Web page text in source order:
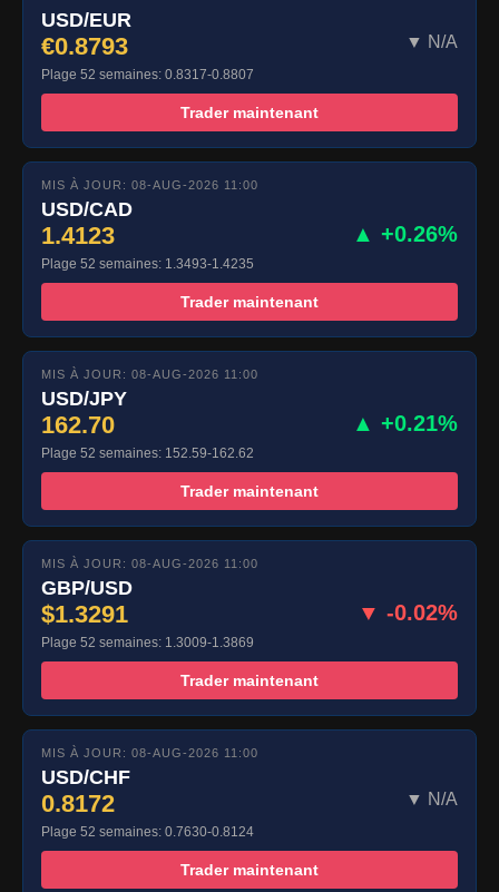
USD/EUR
€0.8793 ▼ N/A
Plage 52 semaines: 0.8317-0.8807
Trader maintenant
MIS À JOUR: 08-AUG-2026 11:00
USD/CAD
1.4123 ▲ +0.26%
Plage 52 semaines: 1.3493-1.4235
Trader maintenant
MIS À JOUR: 08-AUG-2026 11:00
USD/JPY
162.70 ▲ +0.21%
Plage 52 semaines: 152.59-162.62
Trader maintenant
MIS À JOUR: 08-AUG-2026 11:00
GBP/USD
$1.3291 ▼ -0.02%
Plage 52 semaines: 1.3009-1.3869
Trader maintenant
MIS À JOUR: 08-AUG-2026 11:00
USD/CHF
0.8172 ▼ N/A
Plage 52 semaines: 0.7630-0.8124
Trader maintenant